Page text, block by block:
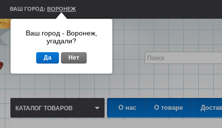
ВАШ ГОРОД: ВОРОНЕЖ
КАТАЛОГ ТОВАРОВ О нас О товаре
Ваш город - Воронеж,
угадали?
Да Нет